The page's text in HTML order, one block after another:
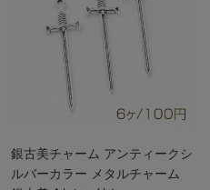
銀古美チャーム アンティークシ
ルバーカラー メタルチャーム